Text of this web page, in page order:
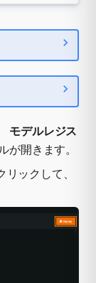
モデルレジス
が開きます。
リックして、